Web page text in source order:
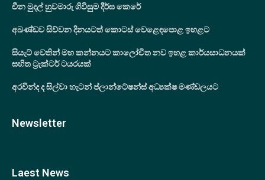
චීන මුදල් හුවමාරු ගිවිසුම දීර්ඝ කෙරේ
අඛණ්ඩව සිව්වන දිනයටත් කොටස් වෙළෙඳපොළ ඉහළට
සියැට් වෙතින් මහ කන්නයට කාලෝචිත නව ඉහළ කාර්යසාධනයක්
සහිත ට්‍රැක්ටර් ටයරයක්
අරවින්ද ද සිල්වා හැටන් ප්ලාන්ටේෂන්ස් අධ්‍යක්ෂ මණ්ඩලයට
Newsletter
Laest News